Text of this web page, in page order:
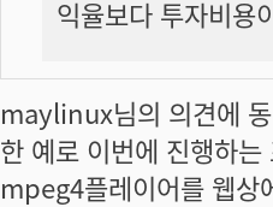
익율보다 투자비용
maylinux님의 의견에
한 예로 이번에 진행하
mpeg4플레이어를 웹상